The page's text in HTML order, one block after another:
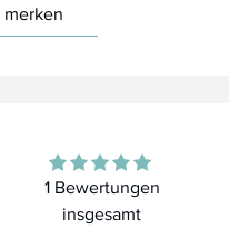
merken
1 Bewertungen
insgesamt